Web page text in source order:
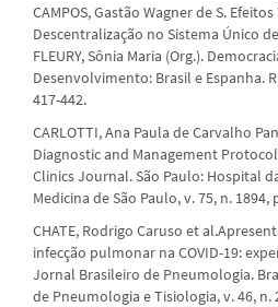
CAMPOS, Gastão Wagner de S.
Descentralização no Sistema Único
FLEURY, Sônia Maria (Org.).
Desenvolvimento: Brasil e Espanha.
417-442.
CARLOTTI, Ana Paula de Carvalho
Diagnostic and Management
Clinics Journal. São Paulo: Hospital
Medicina de São Paulo, v. 75, n. 1894,
CHATE, Rodrigo Caruso et
infecção pulmonar na COVID-19:
Jornal Brasileiro de Pneumologia.
de Pneumologia e Tisiologia, v. 46, n.